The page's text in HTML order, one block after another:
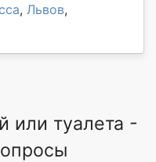
, Львов,
или туалета -